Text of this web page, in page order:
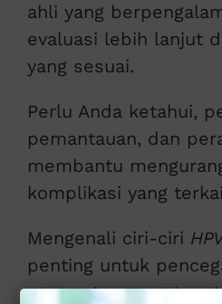
ahli yang
evaluasi lebih lanjut
yang sesuai.
Perlu Anda ketahui,
pemantauan, dan
membantu
komplikasi yang
Mengenali ciri-ciri
penting untuk
perawatan yang